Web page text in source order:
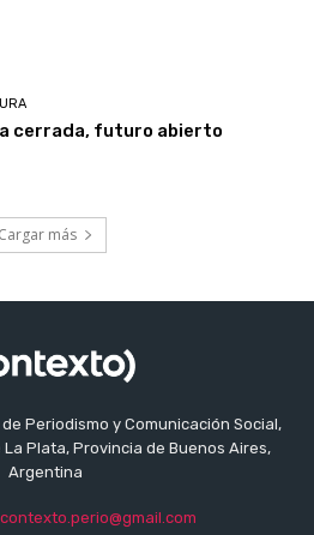
cerrada, futuro abierto
Cargar más
Periodismo y Comunicación Social,
Plata, Provincia de Buenos Aires,
Argentina
contexto.perio@gmail.com